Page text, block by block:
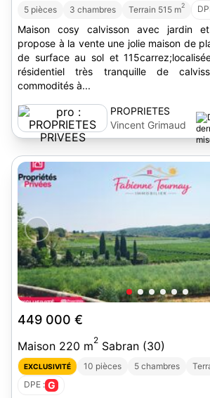
5 pièces 3 chambres Terrain 515 m2
Maison cosy calvisson avec jardin
propose à la vente une jolie maison de
de surface au sol et
résidentiel très tranquille de
commodités à...
PROPRIETES
PRIVEES
Vincent Grimaud
449 000 €
Maison 220 m2 Sabran (30)
EXCLUSIVITÉ 10 pièces 5 chambres
DPE : G